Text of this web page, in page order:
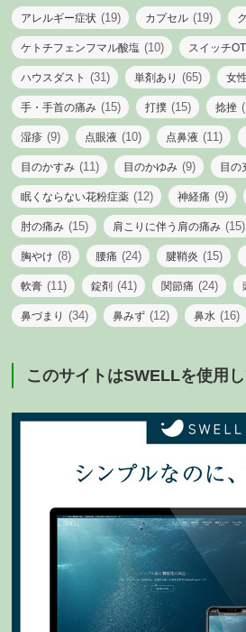
アレルギー症状 (19) カプセル (19)
ケトチフェンフマル酸塩 (10) スイッチ
ハウスダスト (31) 単剤あり (65) 女
手・手首の痛み (15) 打撲 (15) 捻挫
湿疹 (9) 点眼液 (10) 点鼻液 (11)
目のかすみ (11) 目のかゆみ (9) 目の
眠くならない花粉症薬 (12) 神経痛 (9)
肘の痛み (15) 肩こりに伴う肩の痛み (15)
胸やけ (8) 腰痛 (24) 腱鞘炎 (15)
軟膏 (11) 錠剤 (41) 関節痛 (24)
鼻づまり (34) 鼻みず (12) 鼻水 (16)
このサイトはSWELLを使用し